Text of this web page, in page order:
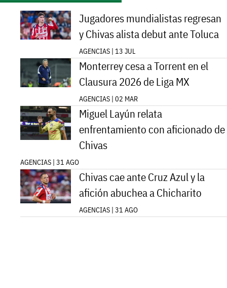
Jugadores mundialistas regresan
y Chivas alista debut ante Toluca
AGENCIAS | 13 JUL
Monterrey cesa a Torrent en el
Clausura 2026 de Liga MX
AGENCIAS | 02 MAR
Miguel Layún relata
enfrentamiento con aficionado de
Chivas
AGENCIAS | 31 AGO
Chivas cae ante Cruz Azul y la
afición abuchea a Chicharito
AGENCIAS | 31 AGO